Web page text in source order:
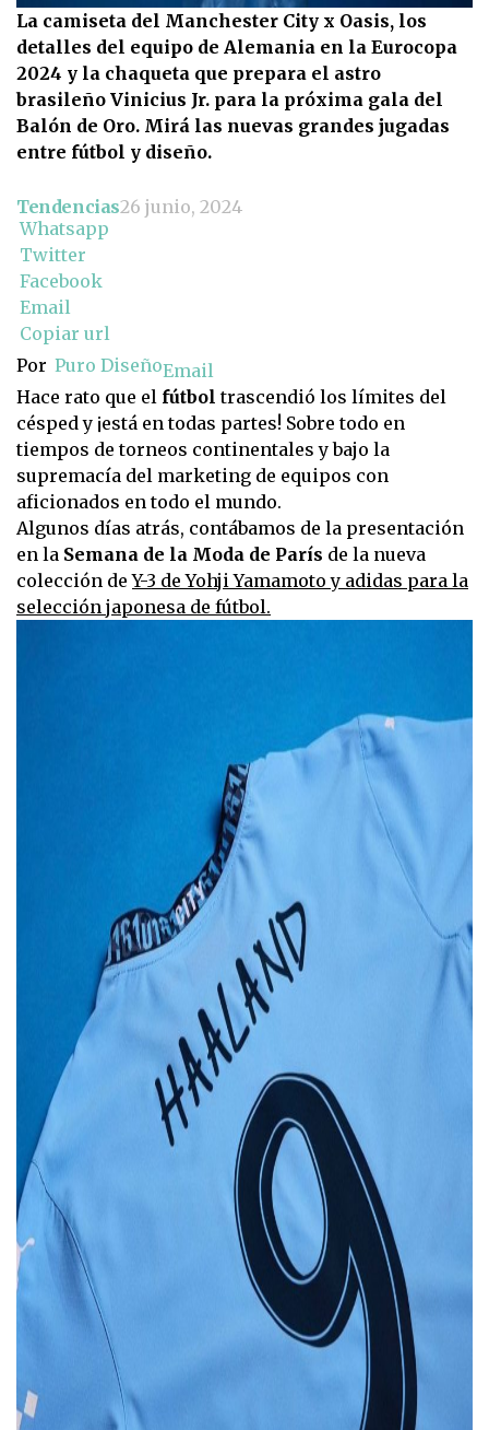
La camiseta del Manchester City x Oasis, los
detalles del equipo de Alemania en la Eurocopa
2024 y la chaqueta que prepara el astro
brasileño Vinicius Jr. para la próxima gala del
Balón de Oro. Mirá las nuevas grandes jugadas
entre fútbol y diseño.
Tendencias26 junio, 2024
Whatsapp
Twitter
Facebook
Email
Copiar url
Por Puro DiseñoEmail
Hace rato que el fútboltrascendió los límites del
césped y ¡está en todas partes! Sobre todo en
tiempos de torneos continentales y bajo la
supremacía del marketing de equipos con
aficionados en todo el mundo.
Algunos días atrás, contábamos de la presentación
en la Semana de la Moda de París de la nueva
colección deY-3 de Yohji Yamamoto y adidas para la
selección japonesa de fútbol.